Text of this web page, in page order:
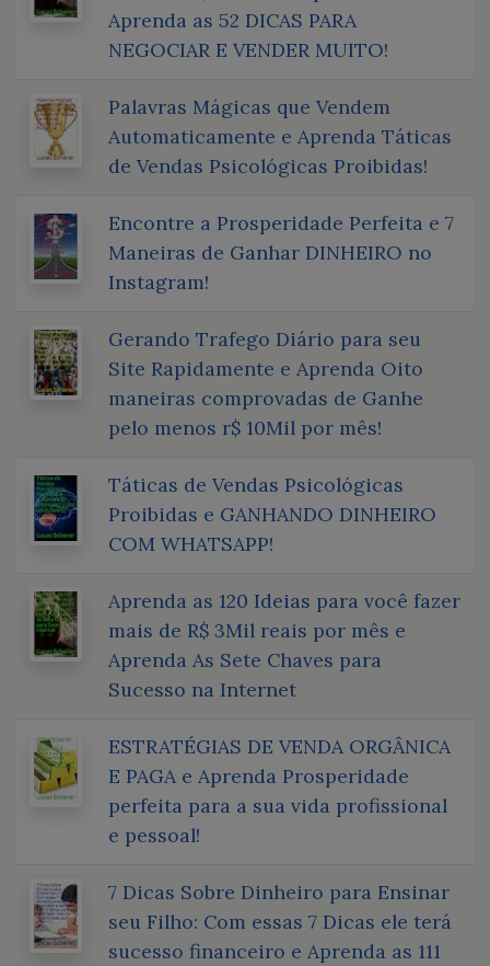
Aprenda as 52 DICAS PARA
NEGOCIAR E VENDER MUITO!
Palavras Mágicas que Vendem
Automaticamente e Aprenda Táticas
de Vendas Psicológicas Proibidas!
Encontre a Prosperidade Perfeita e 7
Maneiras de Ganhar DINHEIRO no
Instagram!
Gerando Trafego Diário para seu
Site Rapidamente e Aprenda Oito
maneiras comprovadas de Ganhe
pelo menos r$ 10Mil por mês!
Táticas de Vendas Psicológicas
Proibidas e GANHANDO DINHEIRO
COM WHATSAPP!
Aprenda as 120 Ideias para você fazer
mais de R$ 3Mil reais por mês e
Aprenda As Sete Chaves para
Sucesso na Internet
ESTRATÉGIAS DE VENDA ORGÂNICA
E PAGA e Aprenda Prosperidade
perfeita para a sua vida profissional
e pessoal!
7 Dicas Sobre Dinheiro para Ensinar
seu Filho: Com essas 7 Dicas ele terá
sucesso financeiro e Aprenda as 111